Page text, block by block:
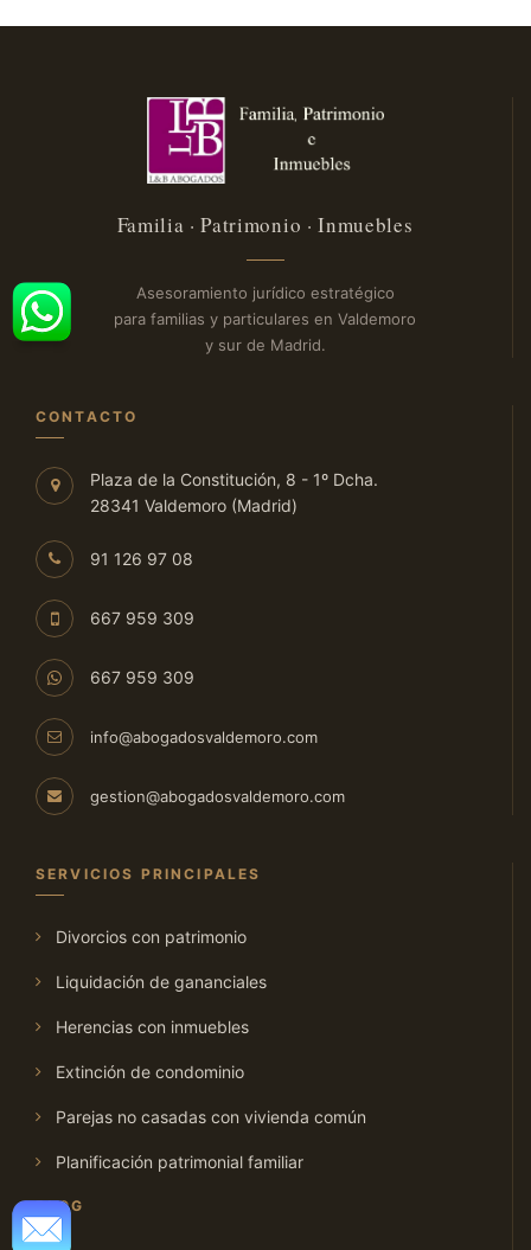
Familia · Patrimonio · Inmuebles
Asesoramiento jurídico estratégico
para familias y particulares en Valdemoro
y sur de Madrid.
CONTACTO
Plaza de la Constitución, 8 - 1º Dcha.
28341 Valdemoro (Madrid)
91 126 97 08
667 959 309
667 959 309
info@abogadosvaldemoro.com
gestion@abogadosvaldemoro.com
SERVICIOS PRINCIPALES
Divorcios con patrimonio
Liquidación de gananciales
Herencias con inmuebles
Extinción de condominio
Parejas no casadas con vivienda común
Planificación patrimonial familiar
BLOG